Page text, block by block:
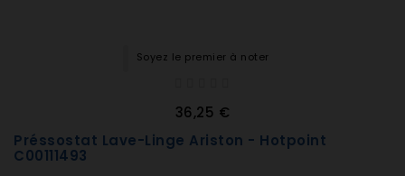
Soyez le premier à noter
36,25 €
Préssostat Lave-Linge Ariston - Hotpoint
C00111493